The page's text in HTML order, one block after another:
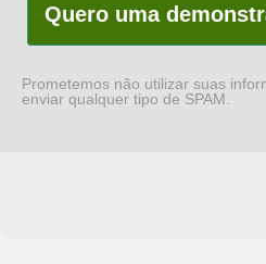
Quero uma
Prometemos não utilizar suas
enviar qualquer tipo de SPAM.